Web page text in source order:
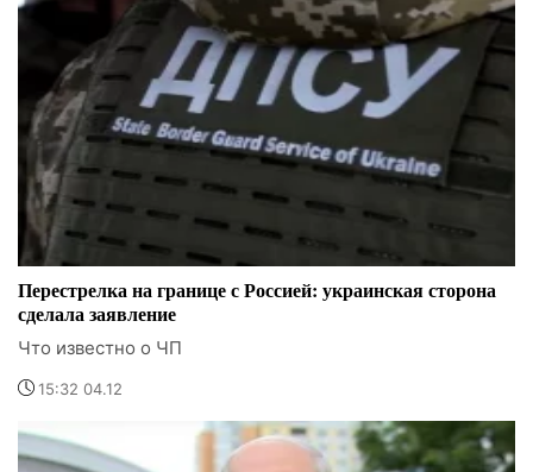
Перестрелка на границе с Россией: украинская сторона
сделала заявление
Что известно о ЧП
15:32 04.12